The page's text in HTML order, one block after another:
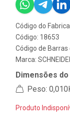
Código do
Código: 18653
Código de
Marca:
Dimensões
Peso:
Produto